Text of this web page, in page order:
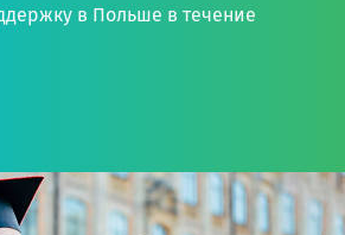
в Польше в течение